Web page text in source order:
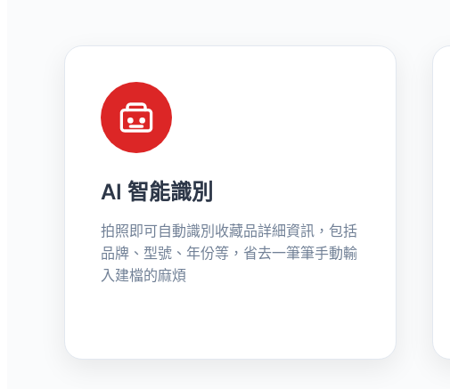
拍照即可自動識別收藏品詳細資訊，包括
品牌、型號、年份等，省去一筆筆手動輸
入建檔的麻煩